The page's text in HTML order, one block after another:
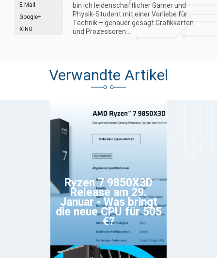
E-Mail
Google+
XING
bin ich leidenschaftlicher Gamer und
Physik-Student mit einer Vorliebe für
Technik – genauer gesagt Grafikkarten
und Prozessoren...
Verwandte Artikel
Ryzen 7 9850X3D
Release am 29.
Januar - Was bringt
die neue CPU für 505
€?